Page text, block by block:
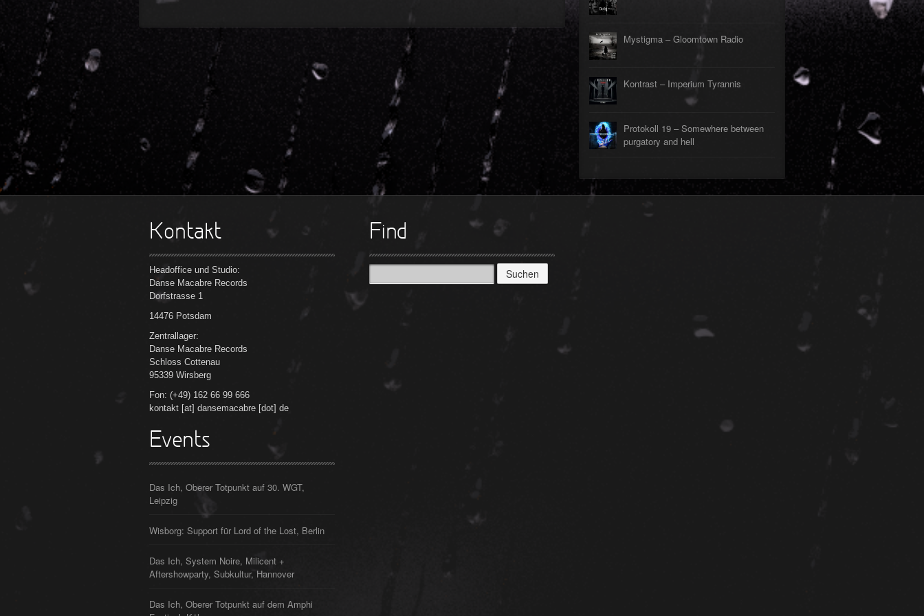
►
►
►
►
►
Mystigma – Gloomtown Radio
Kontrast – Imperium Tyrannis
Protokoll 19 – Somewhere between
purgatory and hell
Kontakt
Headoffice und Studio:
Danse Macabre Records
Dorfstrasse 1
14476 Potsdam
Zentrallager:
Danse Macabre Records
Schloss Cottenau
95339 Wirsberg
Fon: (+49) 162 66 99 666
kontakt [at] dansemacabre [dot] de
Events
Das Ich, Oberer Totpunkt auf 30. WGT,
Leipzig
Wisborg: Support für Lord of the Lost, Berlin
Das Ich, System Noire, Milicent +
Aftershowparty, Subkultur, Hannover
Das Ich, Oberer Totpunkt auf dem Amphi
Find
Suchen
nach: